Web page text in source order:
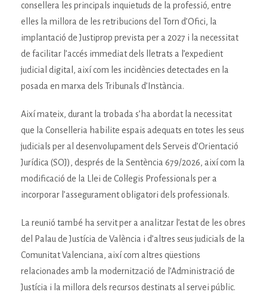
consellera les principals inquietuds de la professió, entre
elles la millora de les retribucions del Torn d’Ofici, la
implantació de Justiprop prevista per a 2027 i la necessitat
de facilitar l’accés immediat dels lletrats a l’expedient
judicial digital, així com les incidències detectades en la
posada en marxa dels Tribunals d’Instància.
Així mateix, durant la trobada s’ha abordat la necessitat
que la Conselleria habilite espais adequats en totes les seus
judicials per al desenvolupament dels Serveis d’Orientació
Jurídica (SOJ), després de la Sentència 679/2026, així com la
modificació de la Llei de Col·legis Professionals per a
incorporar l’assegurament obligatori dels professionals.
La reunió també ha servit per a analitzar l’estat de les obres
del Palau de Justícia de València i d’altres seus judicials de la
Comunitat Valenciana, així com altres qüestions
relacionades amb la modernització de l’Administració de
Justícia i la millora dels recursos destinats al servei públic.